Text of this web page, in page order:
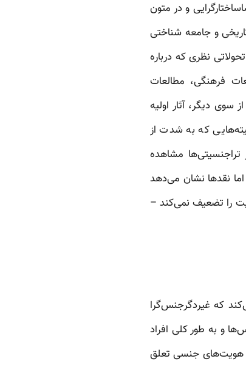
و در متون
و جامعه شناختی
نظری که درباره
فرهنگی، مطالعات
دیگر، آثار اولیه
که به شدت از
مشاهده
نقدها نشان می‌دهد
را تضعیف نمی‌کند –
که غیردگرجنس‌گرا
و به طور کلی افراد
هویت‌های جنسی تعلق